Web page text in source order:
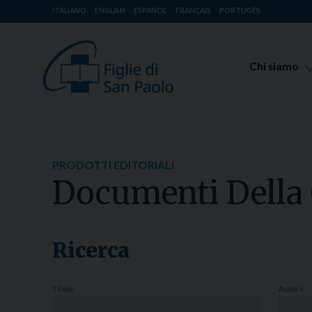
ITALIANO ENGLISH ESPAÑOL FRANÇAIS PORTUGÊS
Chi siamo
Luoghi delle
PRODOTTI EDITORIALI
Documenti Della
Ricerca
Titolo: Autore: